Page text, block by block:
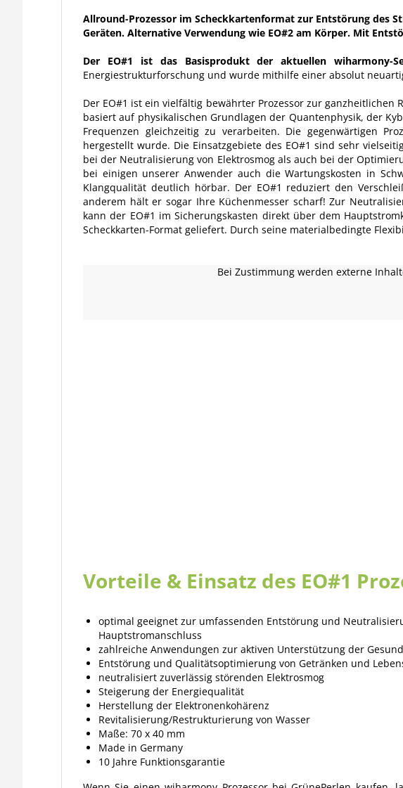
Allround-Prozessor im Scheckkartenformat zur Entstörung des
Geräten. Alternative Verwendung wie EO#2 am Körper. Mit
Der EO#1 ist das Basisprodukt der aktuellen wiharmony-
Energiestrukturforschung und wurde mithilfe einer absolut
Der EO#1 ist ein vielfältig bewährter Prozessor zur
basiert auf physikalischen Grundlagen der Quantenphysik, der
Frequenzen gleichzeitig zu verarbeiten. Die gegenwärtigen
hergestellt wurde. Die Einsatzgebiete des EO#1 sind sehr
bei der Neutralisierung von Elektrosmog als auch bei der
bei einigen unserer Anwender auch die Wartungskosten in
Klangqualität deutlich hörbar. Der EO#1 reduziert den
anderem hält er sogar Ihre Küchenmesser scharf! Zur
kann der EO#1 im Sicherungskasten direkt über dem
Scheckkarten-Format geliefert. Durch seine materialbedingte
Bei Zustimmung werden externe
Vorteile & Einsatz des EO#1
optimal geeignet zur umfassenden Entstörung und
Hauptstromanschluss
zahlreiche Anwendungen zur aktiven Unterstützung der
Entstörung und Qualitätsoptimierung von Getränken und
neutralisiert zuverlässig störenden Elektrosmog
Steigerung der Energiequalität
Herstellung der Elektronenkohärenz
Revitalisierung/Restrukturierung von Wasser
Maße: 70 x 40 mm
Made in Germany
10 Jahre Funktionsgarantie